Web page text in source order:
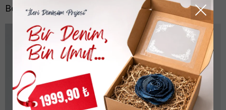
Benzer Ürünler